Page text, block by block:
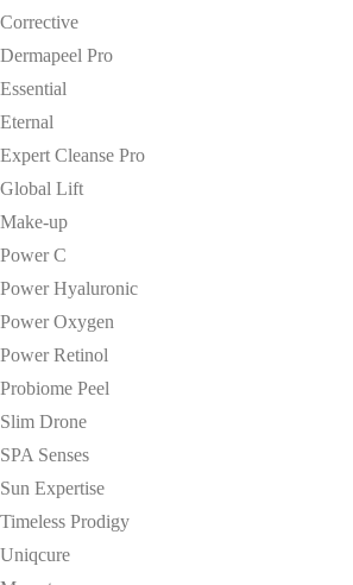
Corrective
Dermapeel Pro
Essential
Eternal
Expert Cleanse Pro
Global Lift
Make-up
Power C
Power Hyaluronic
Power Oxygen
Power Retinol
Probiome Peel
Slim Drone
SPA Senses
Sun Expertise
Timeless Prodigy
Uniqcure